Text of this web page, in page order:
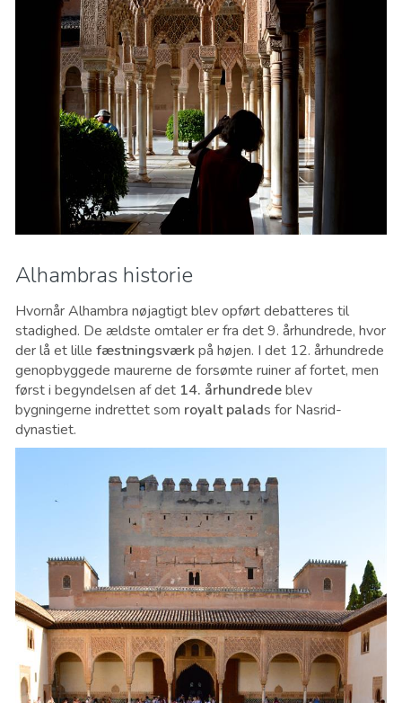
Alhambras historie
Hvornår Alhambra nøjagtigtblev opført debatteres til
stadighed. De ældste omtaler er fra det 9. århundrede, hvor
der lå et lille fæstningsværkpå højen. I det 12. århundrede
genopbyggede maurerne de forsømte ruiner af fortet, men
først i begyndelsen af det 14. århundredeblev
bygningerne indrettet som royalt palads for Nasrid-
dynastiet.